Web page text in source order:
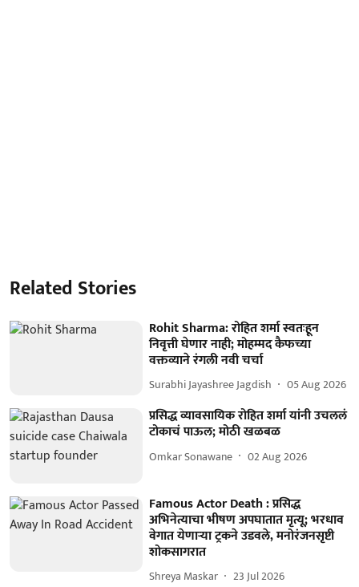
Related Stories
Rohit Sharma: रोहित शर्मा स्वतःहून
निवृत्ती घेणार नाही; मोहम्मद कैफच्या
वक्तव्याने रंगली नवी चर्चा
Surabhi Jayashree Jagdish 05 Aug 2026
प्रसिद्ध व्यावसायिक रोहित शर्मा यांनी उचललं
टोकाचं पाऊल; मोठी खळबळ
Omkar Sonawane 02 Aug 2026
Famous Actor Death : प्रसिद्ध
अभिनेत्याचा भीषण अपघातात मृत्यू; भरधाव
वेगात येणाऱ्या ट्रकने उडवले, मनोरंजनसृष्टी
शोकसागरात
Shreya Maskar 23 Jul 2026